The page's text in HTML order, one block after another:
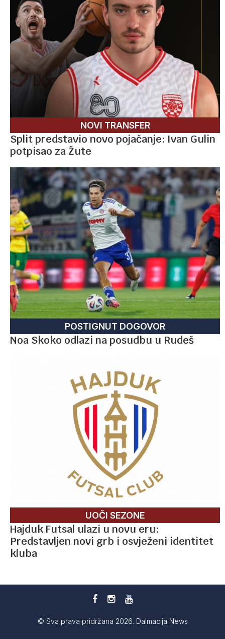
NOVI TRANSFER
Split predstavio novo pojačanje: Ivan Gulin
potpisao za Žute
POSTIGNUT DOGOVOR
Noa Skoko odlazi na posudbu u Rudeš
UOČI SEZONE
Hajduk Futsal ulazi u novu eru:
Predstavljen novi grb i osvježeni identitet
kluba
© Sva prava pridržana 2026. Dalmacija News